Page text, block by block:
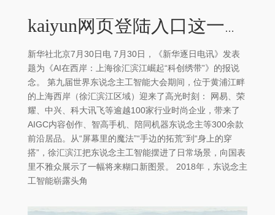
kaiyun网页登陆入口这一数字还是增长到逾6370亿元-kaiyun网页登陆入口
新华社北京7月30日电 7月30日，《新华逐日电讯》发表
题为《AI在西岸：上海徐汇滨江崛起“科创绣带”》的报说
念。 第九届世界东说念主工智能大会期间，位于黄浦江畔
的上海西岸（徐汇滨江区域）迎来了高光时刻： 网易、荣
耀、中兴、科大讯飞等逾越100家行业时尚企业，带来了
AIGC内容创作、智高手机、陪同机器东说念主等300余款
前沿居品。从“屏幕里的魔法”“手边的拓荒”到“身上的穿
搭”，徐汇滨江把东说念主工智能摆进了日常场景，向国表
里不雅众展示了一幅将来糊口新图景。 2018年，东说念主
工智能崭露头角